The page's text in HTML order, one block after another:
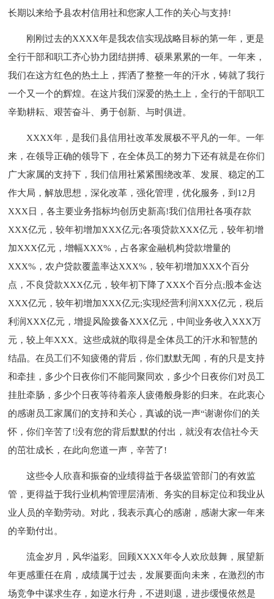
长期以来给予县农村信用社和您家人工作的关心与支持!
刚刚过去的XXXX年是我农信实现战略目标的第一年，更是
全行干部和职工齐心协力团结拼搏、硕果累累的一年。一年来，
我们在这方红色的热土上，挥洒了整整一年的汗水，铸就了我行
一个又一个的辉煌。在这片我们深爱的热土上，全行的干部职工
辛勤耕耘、艰苦奋斗、勇于创新、与时俱进。
XXXX年，是我们县信用社改革发展极不平凡的一年。一年
来，在领导正确的领导下，在全体员工的努力下还有就是在你们
广大家属的支持下，我们信用社紧紧围绕改革、发展、稳定的工
作大局，解放思想，深化改革，强化管理，优化服务，到12月
XXX日，各主要业务指标均创历史新高!我们信用社各项存款
XXX亿元，较年初增加XXX亿元;各项贷款XXX亿元，较年初增
加XXX亿元，增幅XXX%，占各家金融机构贷款增量的
XXX%，农户贷款覆盖率达XXX%，较年初增加XXX个百分
点，不良贷款XXX亿元，较年初下降了XXX个百分点;股本金达
XXX亿元，较年初增加XXX亿元;实现经营利润XXX亿元，税后
利润XXX亿元，增提风险拨备XXX亿元，中间业务收入XXX万
元，较上年XXX。这些成就的取得是全体员工的汗水和智慧的
结晶。在员工们不知疲倦的背后，你们默默无闻，有的只是支持
和牵挂，多少个日夜你们不能同聚同欢，多少个日夜你们对员工
挂肚牵肠，多少个日夜等待着亲人疲倦般身影的归来。在此衷心
的感谢员工家属们的支持和关心，真诚的说一声“谢谢你们的关
怀，你们辛苦了!没有您的背后默默的付出，就没有农信社今天
的茁壮成长，在此向您道一声，辛苦了!
这些令人欣喜和振奋的业绩得益于各级监管部门的有效监
管，更得益于我行业机构管理层清淅、务实的目标定位和我业从
业人员的辛勤劳动。对此，我表示真心的感谢，感谢大家一年来
的辛勤付出。
流金岁月，风华溢彩。回顾XXXX年令人欢欣鼓舞，展望新
年更感重任在肩，成绩属于过去，发展要面向未来，在激烈的市
场竞争中谋求生存，如逆水行舟，不进则退，进步缓慢依然是